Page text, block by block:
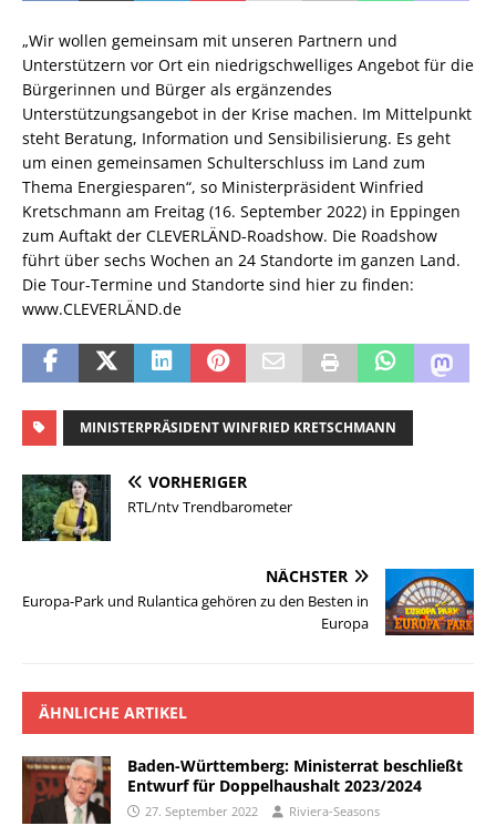
„Wir wollen gemeinsam mit unseren Partnern und
Unterstützern vor Ort ein niedrigschwelliges Angebot für die
Bürgerinnen und Bürger als ergänzendes
Unterstützungsangebot in der Krise machen. Im Mittelpunkt
steht Beratung, Information und Sensibilisierung. Es geht
um einen gemeinsamen Schulterschluss im Land zum
Thema Energiesparen“, so Ministerpräsident Winfried
Kretschmann am Freitag (16. September 2022) in Eppingen
zum Auftakt der CLEVERLÄND-Roadshow. Die Roadshow
führt über sechs Wochen an 24 Standorte im ganzen Land.
Die Tour-Termine und Standorte sind hier zu finden:
www.CLEVERLÄND.de
MINISTERPRÄSIDENT WINFRIED KRETSCHMANN
VORHERIGER
RTL/ntv Trendbarometer
NÄCHSTER
Europa-Park und Rulantica gehören zu den Besten in
Europa
ÄHNLICHE ARTIKEL
Baden-Württemberg: Ministerrat beschließt
Entwurf für Doppelhaushalt 2023/2024
27. September 2022 Riviera-Seasons